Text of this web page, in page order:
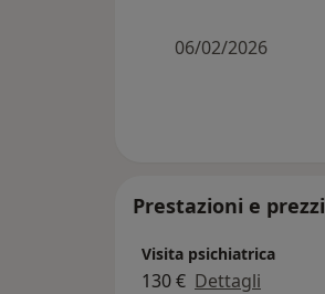
06/02/2026
Prestazioni e prezzi
Visita psichiatrica
130 € Dettagli